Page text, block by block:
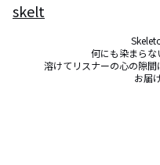
skelt
何にも染まらな
溶けてリスナーの心の隙
お届